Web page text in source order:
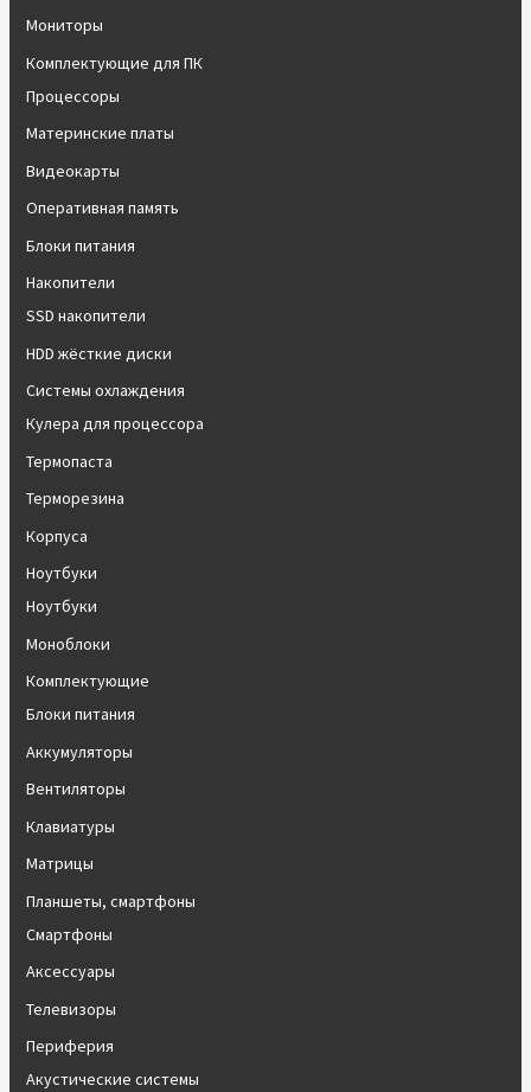
Мониторы
Комплектующие для ПК
Процессоры
Материнские платы
Видеокарты
Оперативная память
Блоки питания
Накопители
SSD накопители
HDD жёсткие диски
Системы охлаждения
Кулера для процессора
Термопаста
Терморезина
Корпуса
Ноутбуки
Ноутбуки
Моноблоки
Комплектующие
Блоки питания
Аккумуляторы
Вентиляторы
Клавиатуры
Матрицы
Планшеты, смартфоны
Смартфоны
Аксессуары
Телевизоры
Периферия
Акустические системы